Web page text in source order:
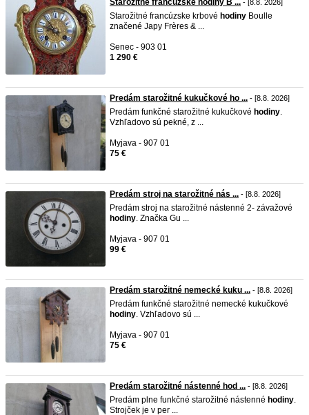
Starožitné francúzske hodiny B ... - [8.8. 2026]
Starožitné francúzske krbové hodiny Boulle
značené Japy Frères & ...
Senec - 903 01
1 290 €
Predám starožitné kukučkové ho ... - [8.8. 2026]
Predám funkčné starožitné kukučkové hodiny.
Vzhľadovo sú pekné, z ...
Myjava - 907 01
75 €
Predám stroj na starožitné nás ... - [8.8. 2026]
Predám stroj na starožitné nástenné 2- závažové
hodiny. Značka Gu ...
Myjava - 907 01
99 €
Predám starožitné nemecké kuku ... - [8.8. 2026]
Predám funkčné starožitné nemecké kukučkové
hodiny. Vzhľadovo sú ...
Myjava - 907 01
75 €
Predám starožitné nástenné hod ... - [8.8. 2026]
Predám plne funkčné starožitné nástenné hodiny.
Strojček je v per ...